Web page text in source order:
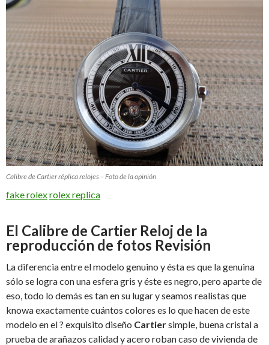
Calibre de Cartier réplica relojes – Foto de la opinión
fake rolexrolex replica
El Calibre de Cartier Reloj de la
reproducción de fotos Revisión
La diferencia entre el modelo genuino y ésta es que la genuina
sólo se logra con una esfera gris y éste es negro, pero aparte de
eso, todo lo demás es tan en su lugar y seamos realistas que
knowa exactamente cuántos colores es lo que hacen de este
modelo en el ? exquisito diseño Cartiersimple, buena cristal a
prueba de arañazos calidad y acero roban caso de vivienda de